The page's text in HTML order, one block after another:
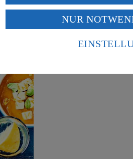
Wenn du auf „Aktivieren“ klickst, willigst
ein, dass deine Daten in den USA
einem nach europäischen Standards
Risiko eines Zugriffs durch US-
NUR